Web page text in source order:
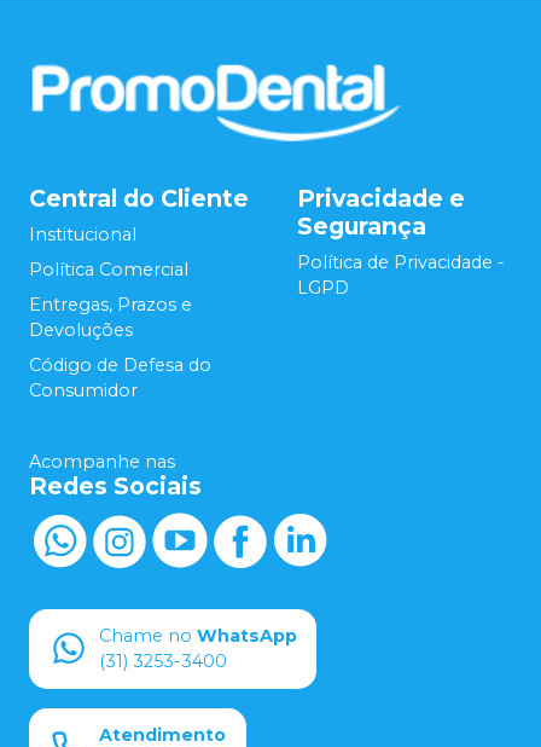
Central do Cliente
Institucional
Política Comercial
Entregas, Prazos e
Devoluções
Código de Defesa do
Consumidor
Privacidade e
Segurança
Política de Privacidade -
LGPD
Acompanhe nas
Redes Sociais
Chame no WhatsApp
(31) 3253-3400
Atendimento